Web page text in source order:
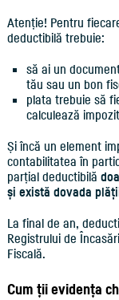
Atenție! Pentru
deductibilă trebuie:
să ai un
tău sau un bon
plata trebuie să
calculează
Și încă un element
contabilitatea în
parțial deductibilă
și există dovada
La final de an,
Registrului de
Fiscală.
Cum ții evidența